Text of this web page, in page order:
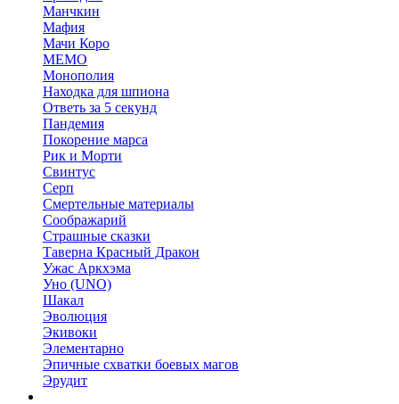
Манчкин
Мафия
Мачи Коро
МЕМО
Монополия
Находка для шпиона
Ответь за 5 секунд
Пандемия
Покорение марса
Рик и Морти
Свинтус
Серп
Смертельные материалы
Соображарий
Страшные сказки
Таверна Красный Дракон
Ужас Аркхэма
Уно (UNO)
Шакал
Эволюция
Экивоки
Элементарно
Эпичные схватки боевых магов
Эрудит